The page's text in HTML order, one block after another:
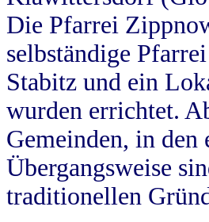
Die Pfarrei
selbständige
Stabitz und ein
wurden errichtet.
Gemeinden, in den
Übergangsweise
traditionellen